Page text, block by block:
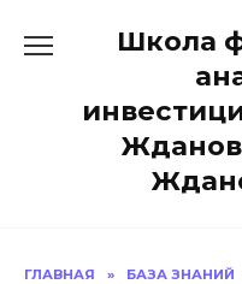
Школа
ГЛАВНАЯ » БАЗА ЗНАНИЙ